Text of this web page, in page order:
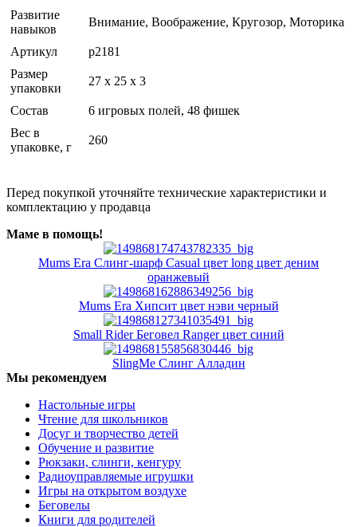
Развитие
навыков
Внимание, Воображение, Кругозор, Моторика
Артикул
р2181
Размер
упаковки
27 x 25 x 3
Состав
6 игровых полей, 48 фишек
Вес в
упаковке, г
260
Перед покупкой уточняйте технические характеристики и
комплектацию у продавца
Маме в помощь!
Mums Era Слинг-шарф Casual цвет long цвет деним
оранжевый
Mums Era Хипсит цвет нэви черный
Small Rider Беговел Ranger цвет синий
SlingMe Слинг Алладин
Мы рекомендуем
Настольные игры
Чтение для школьников
Досуг и творчество детей
Обучение и развитие
Рюкзаки, слинги, кенгуру
Радиоуправляемые игрушки
Игры на открытом воздухе
Беговелы
Книги для родителей